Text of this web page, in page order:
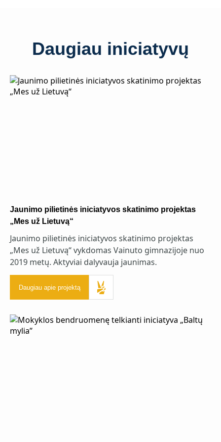
Daugiau iniciatyvų
Jaunimo pilietinės iniciatyvos skatinimo projektas
„Mes už Lietuvą“
Jaunimo pilietinės iniciatyvos skatinimo projektas
„Mes už Lietuvą“ vykdomas Vainuto gimnazijoje nuo
2019 metų. Aktyviai dalyvauja jaunimas.
Daugiau apie projektą